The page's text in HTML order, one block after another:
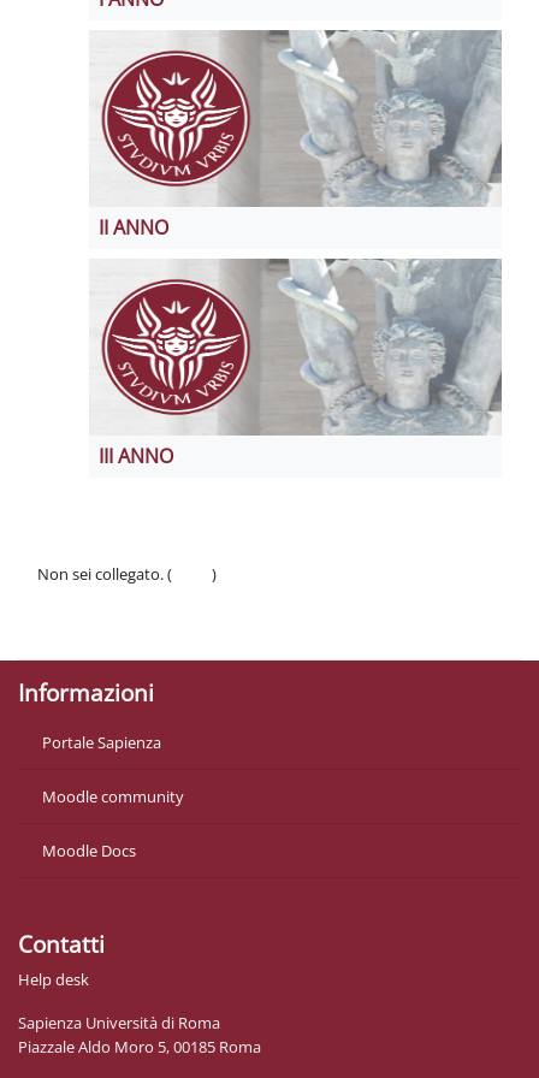
II ANNO
III ANNO
Non sei collegato. (
)
Informazioni
Portale Sapienza
Moodle community
Moodle Docs
Contatti
Help desk
Sapienza Università di Roma
Piazzale Aldo Moro 5, 00185 Roma